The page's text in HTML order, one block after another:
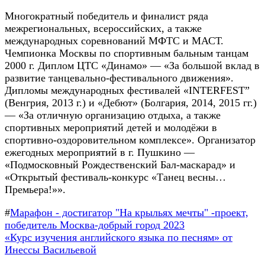
Многократный победитель и финалист ряда
межрегиональных, всероссийских, а также
международных соревнований МФТС и МАСТ.
Чемпионка Москвы по спортивным бальным танцам
2000 г. Диплом ЦТС «Динамо» — «За большой вклад в
развитие танцевально-фестивального движения».
Дипломы международных фестивалей «INTERFEST”
(Венгрия, 2013 г.) и «Дебют» (Болгария, 2014, 2015 гг.)
— «За отличную организацию отдыха, а также
спортивных мероприятий детей и молодёжи в
спортивно-оздоровительном комплексе». Организатор
ежегодных мероприятий в г. Пушкино —
«Подмосковный Рождественский Бал-маскарад» и
«Открытый фестиваль-конкурс «Танец весны…
Премьера!»».
#Марафон - достигатор "На крыльях мечты" -проект,
победитель Москва-добрый город 2023
Навигация
Предыдущая
запись:
«Курс изучения английского языка по песням» от
Инессы Васильевой